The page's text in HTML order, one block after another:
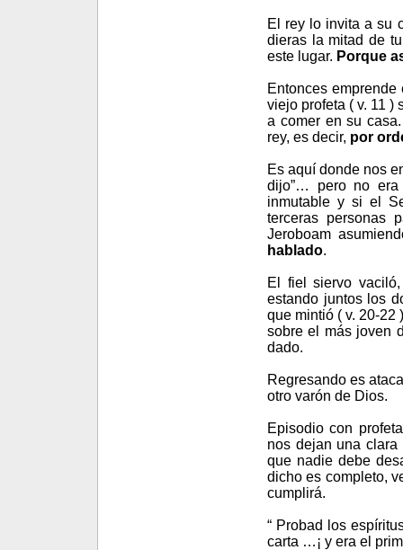
El rey lo invita a su
dieras la mitad de
este lugar. Porque
Entonces emprende
viejo profeta ( v. 11 )
a comer en su
rey, es decir, por
Es aquí donde nos
dijo”… pero no
inmutable y si el
terceras personas
Jeroboam
hablado.
El fiel siervo
estando juntos los
que mintió ( v. 20-
sobre el más joven
dado.
Regresando es
otro varón de Dios.
Episodio con
nos dejan una
que nadie debe
dicho es completo,
cumplirá.
“ Probad los
carta …¡ y era el